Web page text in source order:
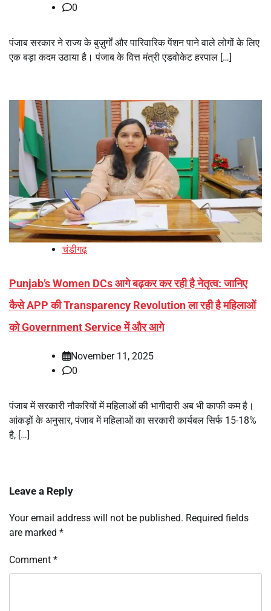
0
पंजाब सरकार ने राज्य के बुज़ुर्गों और पारिवारिक पेंशन पाने वाले लोगों के लिए
एक बड़ा कदम उठाया है। पंजाब के वित्त मंत्री एडवोकेट हरपाल […]
चंडीगढ़
Punjab’s Women DCs आगे बढ़कर कर रही है नेतृत्व: जानिए
कैसे APP की Transparency Revolution ला रही है महिलाओं
को Government Service में और आगे
November 11, 2025
0
पंजाब में सरकारी नौकरियों में महिलाओं की भागीदारी अब भी काफी कम है।
आंकड़ों के अनुसार, पंजाब में महिलाओं का सरकारी कार्यबल सिर्फ 15-18%
है, […]
Leave a Reply
Your email address will not be published. Required fields
are marked *
Comment *